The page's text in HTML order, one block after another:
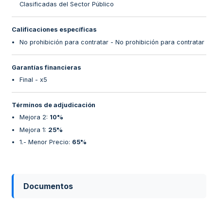
Clasificadas del Sector Público
Calificaciones específicas
No prohibición para contratar - No prohibición para contratar
Garantías financieras
Final - x5
Términos de adjudicación
Mejora 2: 10%
Mejora 1: 25%
1.- Menor Precio: 65%
Documentos